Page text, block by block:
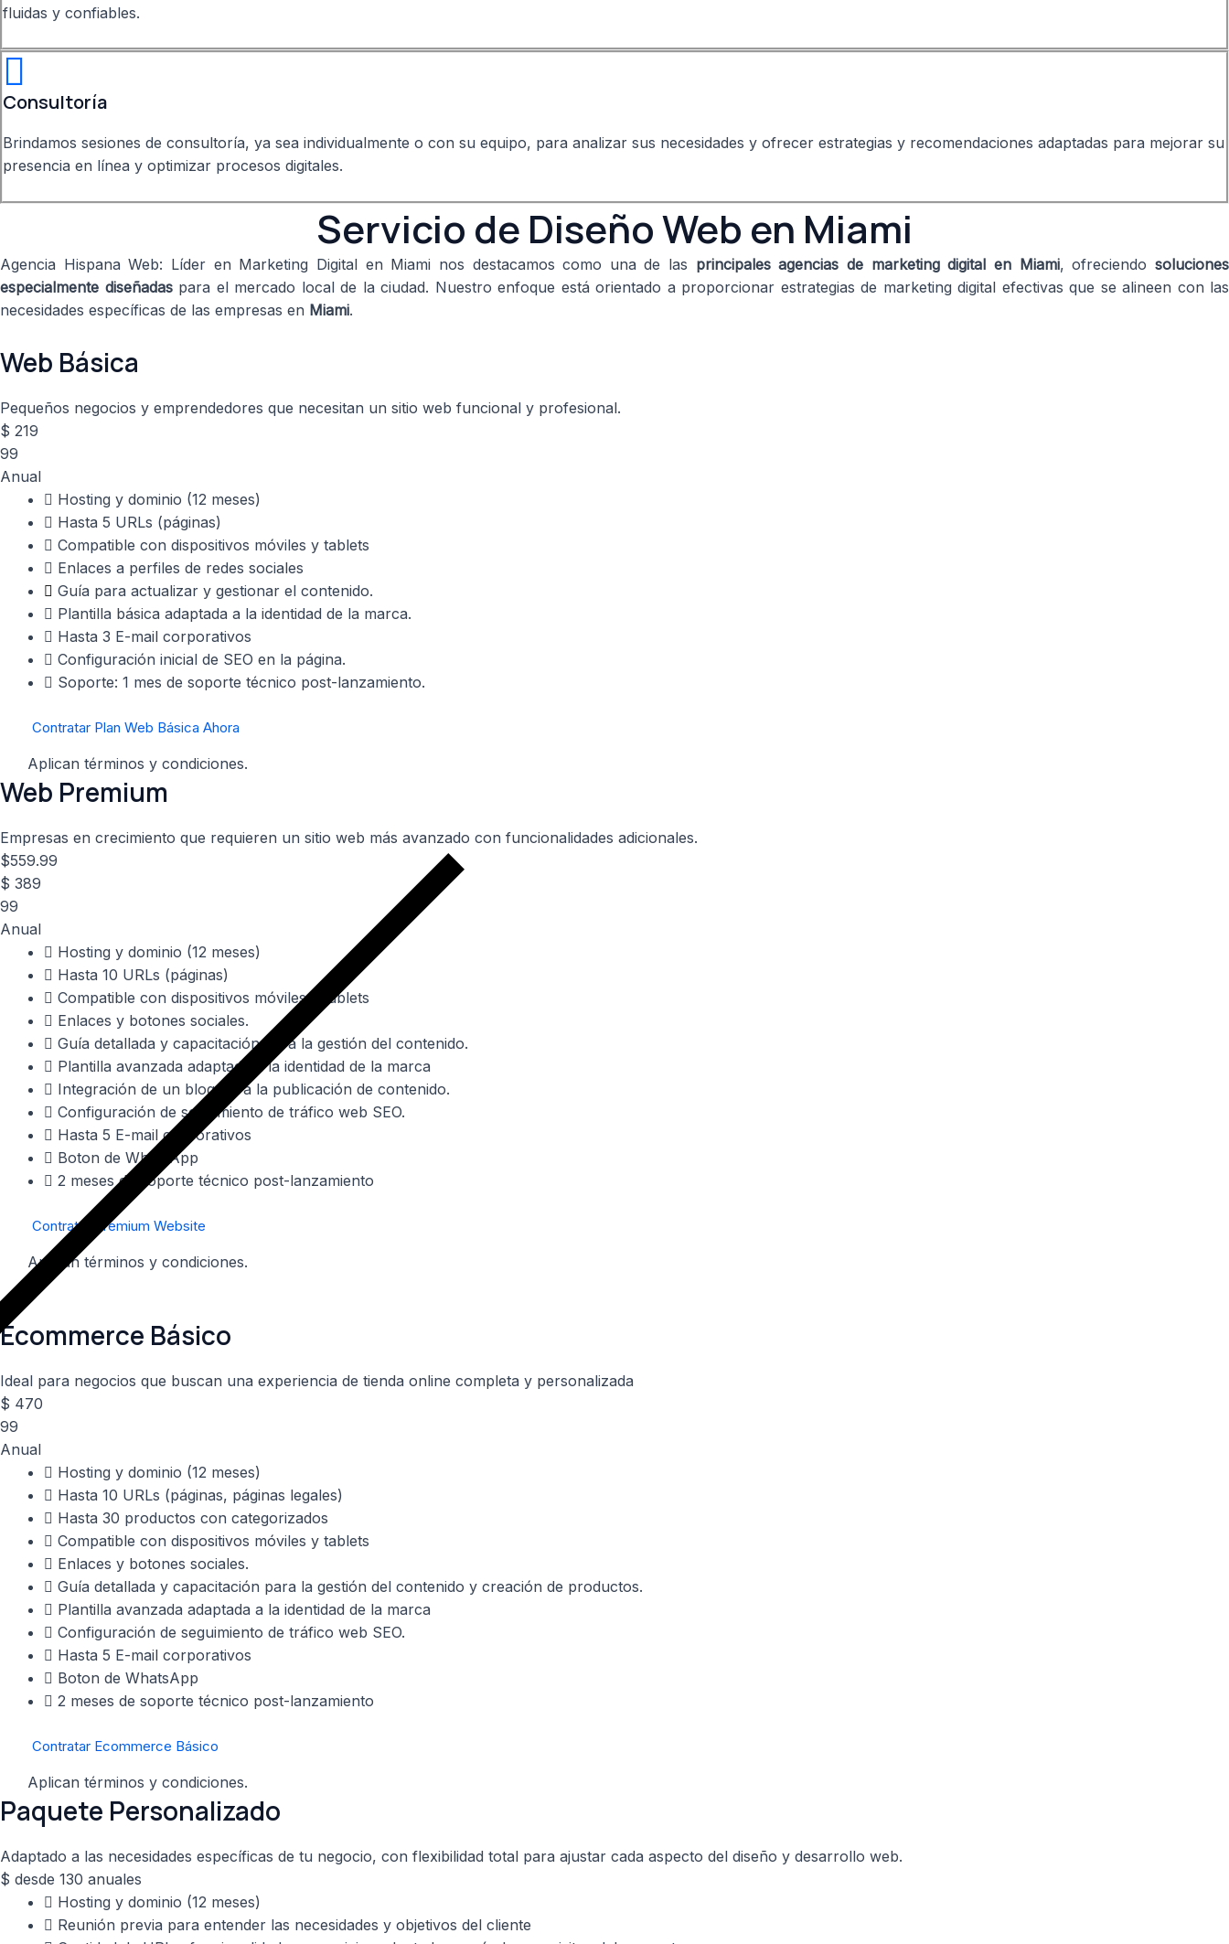
fluidas y confiables.
Consultoría
Brindamos sesiones de consultoría, ya sea individualmente o con su equipo, para analizar sus necesidades y ofrecer estrategias y recomendaciones adaptadas para mejorar su
presencia en línea y optimizar procesos digitales.
Servicio de Diseño Web en Miami
Agencia Hispana Web: Líder en Marketing Digital en Miami nos destacamos como una de las principales agencias de marketing digital en Miami, ofreciendosoluciones
especialmente diseñadaspara el mercado local de la ciudad. Nuestro enfoque está orientado a proporcionar estrategias de marketing digital efectivas que se alineen con las
necesidades específicas de las empresas en Miami.
Web Básica
Pequeños negocios y emprendedores que necesitan un sitio web funcional y profesional.
$ 219
99
Anual
Hosting y dominio (12 meses)
Hasta 5 URLs (páginas)
Compatible con dispositivos móviles y tablets
Enlaces a perfiles de redes sociales
Guía para actualizar y gestionar el contenido.
Plantilla básica adaptada a la identidad de la marca.
Hasta 3 E-mail corporativos
Configuración inicial de SEO en la página.
Soporte: 1 mes de soporte técnico post-lanzamiento.
Contratar Plan Web Básica Ahora
Aplican términos y condiciones.
Web Premium
Empresas en crecimiento que requieren un sitio web más avanzado con funcionalidades adicionales.
$559.99
$ 389
99
Anual
Hosting y dominio (12 meses)​
Hasta 10 URLs (páginas)​
Compatible con dispositivos móviles y tablets​
Enlaces y botones sociales.
Guía detallada y capacitación para la gestión del contenido.
Plantilla avanzada adaptada a la identidad de la marca
Integración de un blog para la publicación de contenido.
Configuración de seguimiento de tráfico web SEO.
Hasta 5 E-mail corporativos​
Boton de WhatsApp
2 meses de soporte técnico post-lanzamiento
Contratar Premium Website
Aplican términos y condiciones.​
Ecommerce Básico
Ideal para negocios que buscan una experiencia de tienda online completa y personalizada
$ 470
99
Anual
Hosting y dominio (12 meses)​
Hasta 10 URLs (páginas, páginas legales)
Hasta 30 productos con categorizados
Compatible con dispositivos móviles y tablets​​
Enlaces y botones sociales.​
Guía detallada y capacitación para la gestión del contenido y creación de productos.
Plantilla avanzada adaptada a la identidad de la marca​
Configuración de seguimiento de tráfico web SEO.​
Hasta 5 E-mail corporativos​​
Boton de WhatsApp​
2 meses de soporte técnico post-lanzamiento​
Contratar Ecommerce Básico
Aplican términos y condiciones.​​
Paquete Personalizado
Adaptado a las necesidades específicas de tu negocio, con flexibilidad total para ajustar cada aspecto del diseño y desarrollo web.
$ desde 130 anuales
Hosting y dominio (12 meses)
Reunión previa para entender las necesidades y objetivos del cliente